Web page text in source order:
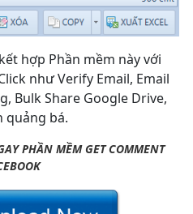
hợp Phần mềm này với
như Verify Email, Email
Bulk Share Google Drive,
quảng bá.
PHẦN MỀM GET COMMENT